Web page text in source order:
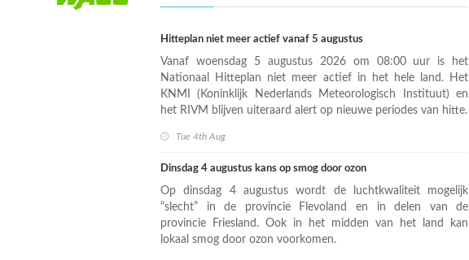
Hitteplan niet meer actief vanaf 5 augustus
Vanaf woensdag 5 augustus 2026 om 08:00 uur is het
Nationaal Hitteplan niet meer actief in het hele land. Het
KNMI (Koninklijk Nederlands Meteorologisch Instituut) en
het RIVM blijven uiteraard alert op nieuwe periodes van hitte.
Tue 4th Aug
Dinsdag 4 augustus kans op smog door ozon
Op dinsdag 4 augustus wordt de luchtkwaliteit mogelijk
“slecht” in de provincie Flevoland en in delen van de
provincie Friesland. Ook in het midden van het land kan
lokaal smog door ozon voorkomen.